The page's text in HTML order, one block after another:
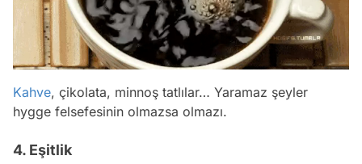
Kahve, çikolata, minnoş tatlılar… Yaramaz şeyler
hygge felsefesinin olmazsa olmazı.
4. Eşitlik